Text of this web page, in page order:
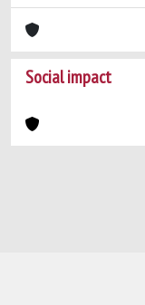
Social impact